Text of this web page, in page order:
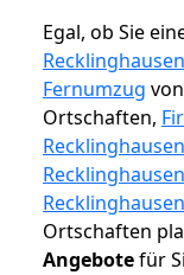
Egal, ob Sie
Recklinghausen
Fernumzug
Ortschaften,
Recklinghausen
Recklinghausen
Recklinghausen
Ortschaften
Angebotefür